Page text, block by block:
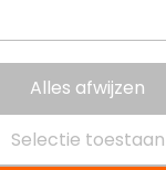
Alles afwijzen
Selectie toestaan